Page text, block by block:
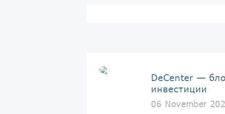
DeCenter —
инвестиции
06 November